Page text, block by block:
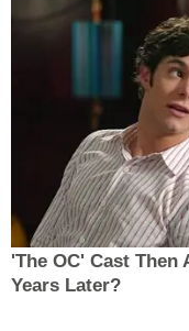
'The OC' Cast Then
Years Later?